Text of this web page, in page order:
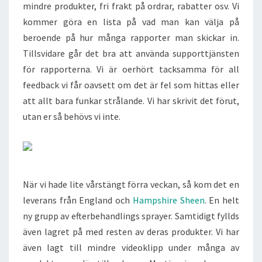
mindre produkter, fri frakt på ordrar, rabatter osv. Vi
kommer göra en lista på vad man kan välja på
beroende på hur många rapporter man skickar in.
Tillsvidare går det bra att använda supporttjänsten
för rapporterna. Vi är oerhört tacksamma för all
feedback vi får oavsett om det är fel som hittas eller
att allt bara funkar strålande. Vi har skrivit det förut,
utan er så behövs vi inte.
När vi hade lite vårstängt förra veckan, så kom det en
leverans från England och Hampshire Sheen. En helt
ny grupp av efterbehandlings sprayer. Samtidigt fyllds
även lagret på med resten av deras produkter. Vi har
även lagt till mindre videoklipp under många av